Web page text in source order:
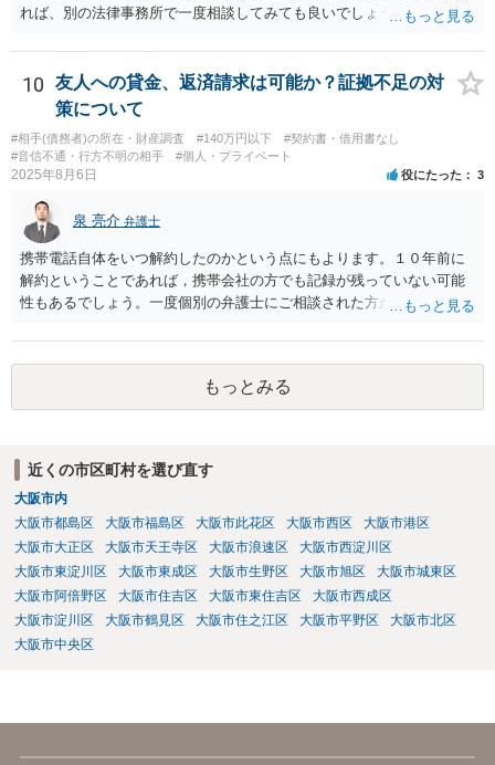
れば、別の法律事務所で一度相談してみても良いでしょう。
10
友人への貸金、返済請求は可能か？証拠不足の対
策について
#相手(債務者)の所在・財産調査 #140万円以下
#契約書・借用書なし
#音信不通・行方不明の相手
#個人・プライベート
2025年8月6日 役にたった 3
泉 亮介 弁護士
携帯電話自体をいつ解約したのかという点にもよります。１０年前に
解約ということであれば，携帯会社の方でも記録が残っていない可能
性もあるでしょう。一度個別の弁護士にご相談された方が良いかと思
もっとみる
近くの市区町村を選び直す
大阪市内
大阪市都島区
大阪市福島区 大阪市此花区 大阪市西区
大阪市港区
大阪市大正区
大阪市天王寺区 大阪市浪速区
大阪市西淀川区
大阪市東淀川区
大阪市東成区 大阪市生野区 大阪市旭区
大阪市城東区
大阪市阿倍野区
大阪市住吉区 大阪市東住吉区
大阪市西成区
大阪市淀川区
大阪市鶴見区 大阪市住之江区 大阪市平野区
大阪市北区
大阪市中央区